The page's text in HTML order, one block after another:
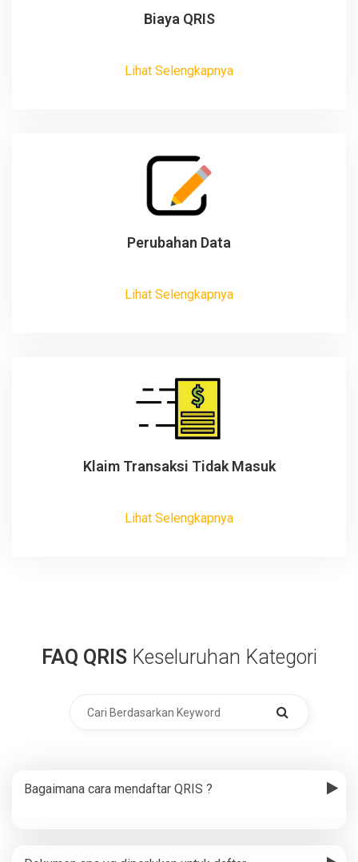
Biaya QRIS
Lihat Selengkapnya
Perubahan Data
Lihat Selengkapnya
Klaim Transaksi Tidak Masuk
Lihat Selengkapnya
FAQ QRIS Keseluruhan Kategori
Bagaimana cara mendaftar QRIS ?